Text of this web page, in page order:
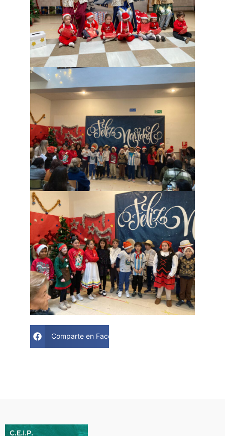
Comparte en Facebook